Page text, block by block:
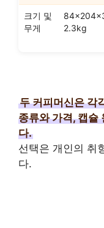
크기 및
무게
2.3kg
두 커피머신은 각
종류와 가격, 캡슐
다.
선택은 개인의 취
다.